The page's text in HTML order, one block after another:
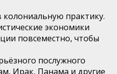
практику.
экономики
повсеместно, чтобы
послужного
Ирак, Панама и другие